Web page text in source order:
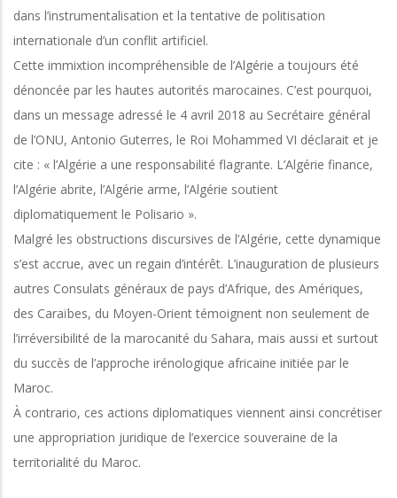
dans l’instrumentalisation et la tentative de politisation
internationale d’un conflit artificiel.
Cette immixtion incompréhensible de l’Algérie a toujours été
dénoncée par les hautes autorités marocaines. C’est pourquoi,
dans un message adressé le 4 avril 2018 au Secrétaire général
de l’ONU, Antonio Guterres, le Roi Mohammed VI déclarait et je
cite : « l’Algérie a une responsabilité flagrante. L’Algérie finance,
l’Algérie abrite, l’Algérie arme, l’Algérie soutient
diplomatiquement le Polisario ».
Malgré les obstructions discursives de l’Algérie, cette dynamique
s’est accrue, avec un regain d’intérêt. L’inauguration de plusieurs
autres Consulats généraux de pays d’Afrique, des Amériques,
des Caraïbes, du Moyen-Orient témoignent non seulement de
l’irréversibilité de la marocanité du Sahara, mais aussi et surtout
du succès de l’approche irénologique africaine initiée par le
Maroc.
À contrario, ces actions diplomatiques viennent ainsi concrétiser
une appropriation juridique de l’exercice souveraine de la
territorialité du Maroc.